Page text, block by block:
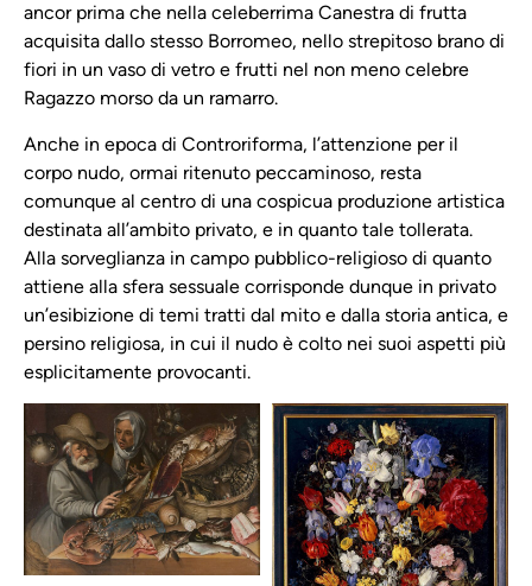
ancor prima che nella celeberrima Canestra di frutta
acquisita dallo stesso Borromeo, nello strepitoso brano di
fiori in un vaso di vetro e frutti nel non meno celebre
Ragazzo morso da un ramarro.
Anche in epoca di Controriforma, l’attenzione per il
corpo nudo, ormai ritenuto peccaminoso, resta
comunque al centro di una cospicua produzione artistica
destinata all’ambito privato, e in quanto tale tollerata.
Alla sorveglianza in campo pubblico-religioso di quanto
attiene alla sfera sessuale corrisponde dunque in privato
un’esibizione di temi tratti dal mito e dalla storia antica, e
persino religiosa, in cui il nudo è colto nei suoi aspetti più
esplicitamente provocanti.